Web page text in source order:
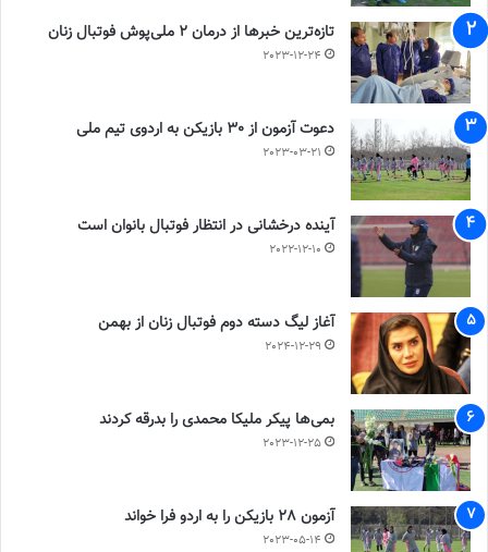
تازه‌ترین خبرها از درمان ۲ ملی‌پوش فوتبال زنان
2023-12-24
دعوت آزمون از 30 بازیکن به اردوی تیم ملی
2023-03-21
آینده درخشانی در انتظار فوتبال بانوان است
2022-12-10
آغاز لیگ دسته دوم فوتبال زنان از بهمن
2024-12-29
بمی‌ها پیکر ملیکا محمدی را بدرقه کردند
2023-12-25
آزمون 28 بازیکن را به اردو فرا خواند
2023-05-14